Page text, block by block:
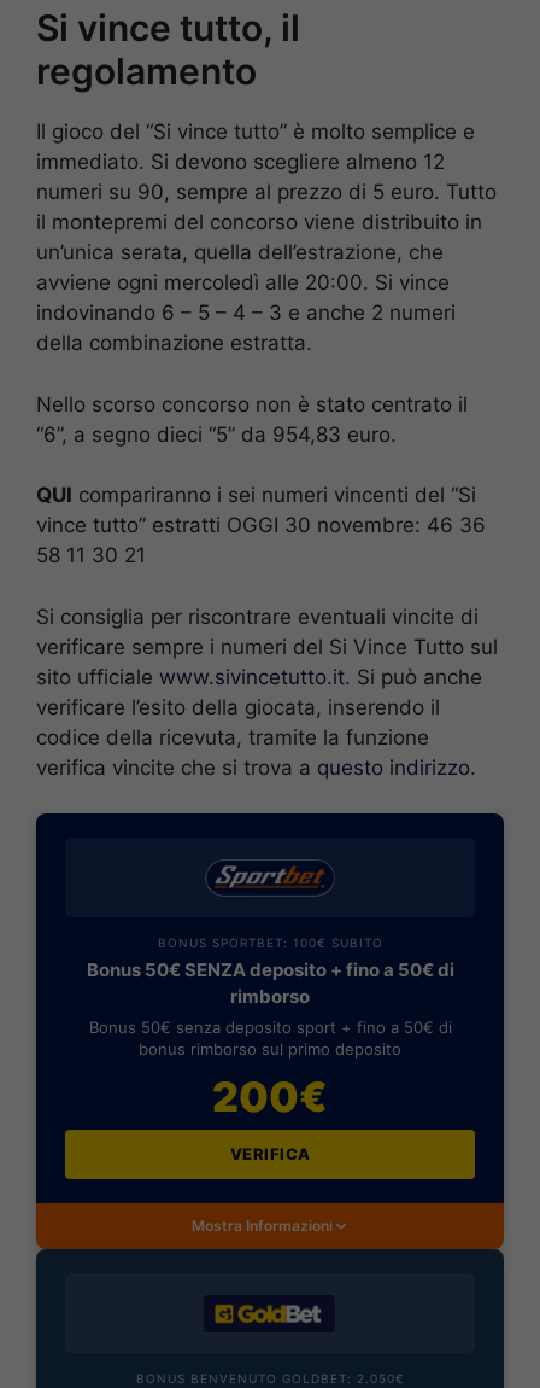
Si vince tutto, il
regolamento
Il gioco del “Si vince tutto” è molto semplice e
immediato. Si devono scegliere almeno 12
numeri su 90, sempre al prezzo di 5 euro. Tutto
il montepremi del concorso viene distribuito in
un’unica serata, quella dell’estrazione, che
avviene ogni mercoledì alle 20:00. Si vince
indovinando 6 – 5 – 4 – 3 e anche 2 numeri
della combinazione estratta.
Nello scorso concorso non è stato centrato il
“6”, a segno dieci “5” da 954,83 euro.
QUI compariranno i sei numeri vincenti del “Si
vince tutto” estratti OGGI 30 novembre: 46 36
58 11 30 21
Si consiglia per riscontrare eventuali vincite di
verificare sempre i numeri del Si Vince Tutto sul
sito ufficiale www.sivincetutto.it. Si può anche
verificare l’esito della giocata, inserendo il
codice della ricevuta, tramite la funzione
verifica vincite che si trova a questo indirizzo.
BONUS SPORTBET: 100€ SUBITO
Bonus 50€ SENZA deposito + fino a 50€ di
rimborso
Bonus 50€ senza deposito sport + fino a 50€ di
bonus rimborso sul primo deposito
200€
VERIFICA
Mostra Informazioni
BONUS BENVENUTO GOLDBET: 2.050€